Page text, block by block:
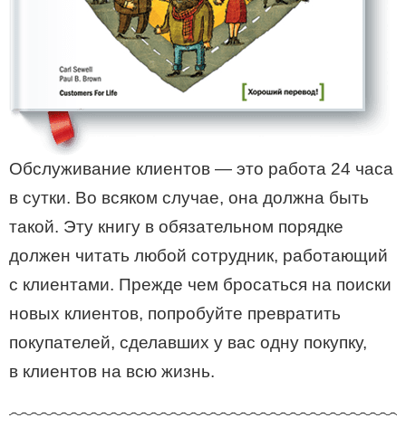
Обслуживание клиентов — это работа 24 часа
в сутки. Во всяком случае, она должна быть
такой. Эту книгу в обязательном порядке
должен читать любой сотрудник, работающий
с клиентами. Прежде чем бросаться на поиски
новых клиентов, попробуйте превратить
покупателей, сделавших у вас одну покупку,
в клиентов на всю жизнь.